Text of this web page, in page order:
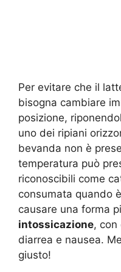
Per evitare che il
bisogna cambiare
posizione,
uno dei ripiani
bevanda non è
temperatura può
riconoscibili come
consumata quando
causare una forma
intossicazione, con
diarrea e nausea.
giusto!